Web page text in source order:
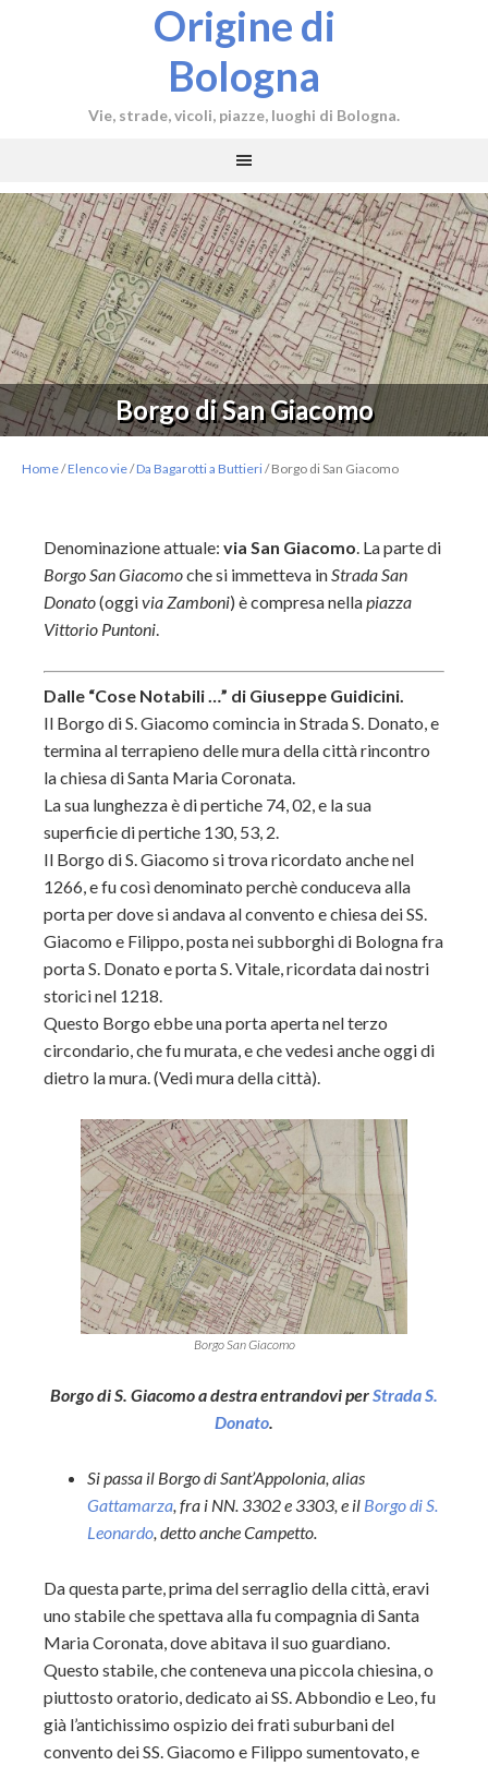
Origine di
Bologna
Vie, strade, vicoli, piazze, luoghi di Bologna.
Borgo di San Giacomo
Home/Elenco vie/Da Bagarotti a Buttieri/Borgo di San Giacomo
Denominazione attuale: via San Giacomo. La parte di
Borgo San Giacomoche si immetteva inStrada San
Donato(oggivia Zamboni) è compresa nellapiazza
Vittorio Puntoni.
Dalle “Cose Notabili …” di Giuseppe Guidicini.
Il Borgo di S. Giacomo comincia in Strada S. Donato, e
termina al terrapieno delle mura della città rincontro
la chiesa di Santa Maria Coronata.
La sua lunghezza è di pertiche 74, 02, e la sua
superficie di pertiche 130, 53, 2.
Il Borgo di S. Giacomo si trova ricordato anche nel
1266, e fu così denominato perchè conduceva alla
porta per dove si andava al convento e chiesa dei SS.
Giacomo e Filippo, posta nei subborghi di Bologna fra
porta S. Donato e porta S. Vitale, ricordata dai nostri
storici nel 1218.
Questo Borgo ebbe una porta aperta nel terzo
circondario, che fu murata, e che vedesi anche oggi di
dietro la mura. (Vedi mura della città).
Borgo San Giacomo
Borgo di S. Giacomo a destra entrandovi perStrada S.
Donato.
Si passa il Borgo di Sant’Appolonia, alias
Gattamarza, fra i NN. 3302 e 3303, e il Borgo di S.
Leonardo, detto anche Campetto.
Da questa parte, prima del serraglio della città, eravi
uno stabile che spettava alla fu compagnia di Santa
Maria Coronata, dove abitava il suo guardiano.
Questo stabile, che conteneva una piccola chiesina, o
piuttosto oratorio, dedicato ai SS. Abbondio e Leo, fu
già l’antichissimo ospizio dei frati suburbani del
convento dei SS. Giacomo e Filippo sumentovato, e